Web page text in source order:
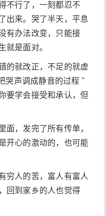
不行了，一刻都忍不
出来。哭了半天，平息
有办法改变，只能接
就是面对。
的就改正，不足的就虚
哭声调成静音的过程 "
要学会接受和承认，但
面，发完了所有传单，
开心的激动的，也可能
穷人的苦，富人有富人
回到家乡的人也觉得